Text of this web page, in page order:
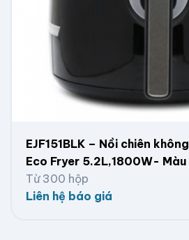
EJF151BLK – Nồi chiên
Eco Fryer 5.2L,1800W- Màu
Từ 300 hộp
Liên hệ báo giá